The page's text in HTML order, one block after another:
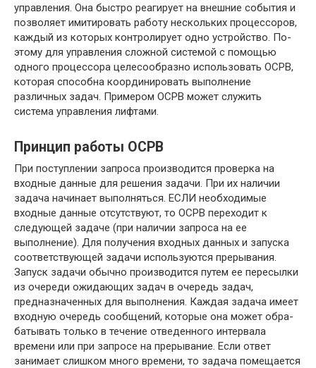
управления. Она бы­стро реагирует на внешние события и
позволяет имитировать работу не­скольких процессоров,
каждый из которых контролирует одно устройство. По­
этому для управления сложной системой с помощью
одного процессора це­лесообразно использовать ОСРВ,
которая способна координировать выпол­нение
различных задач. Примером ОСРВ может служить
система управления лифтами.
Принцип работы ОСРВ
При поступлении запроса производится проверка на
входные данные для решения задачи. При их наличии
задача начинает вы­полняться. ЕСЛИ необходимые
входные данные отсутствуют, то ОСРВ переходит к
следующей задаче (при наличии запроса на ее
выполнение). Для получения входных данных и запуска
соответствующей задачи используются прерывания.
Запуск задачи обычно производится путем ее пересылки
из очереди ожидающих задач в очередь задач,
предназначенных для выполнения. Каждая задача имеет
входную очередь сообщений, которые она может обра­
батывать только в течение отведенного интервала
времени или при запросе на прерывание. Если ответ
занимает слишком много времени, то задача поме­щается